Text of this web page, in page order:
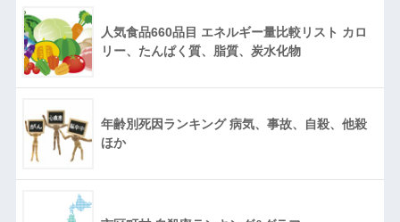
人気食品660品目 エネルギー量比較リスト カロ
リー、たんぱく質、脂質、炭水化物
年齢別死因ランキング 病気、事故、自殺、他殺
ほか